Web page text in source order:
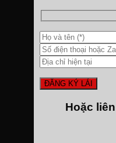
Hoặc